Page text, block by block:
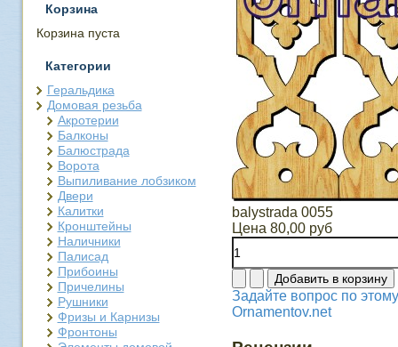
Корзина
Корзина пуста
Категории
Геральдика
Домовая резьба
Акротерии
Балконы
Балюстрада
Ворота
Выпиливание лобзиком
Двери
Калитки
Кронштейны
Наличники
Палисад
Прибоины
Причелины
Рушники
Фризы и Карнизы
Фронтоны
balystrada 0055
Цена 80,00 руб
Задайте вопрос по
Ornamentov.net